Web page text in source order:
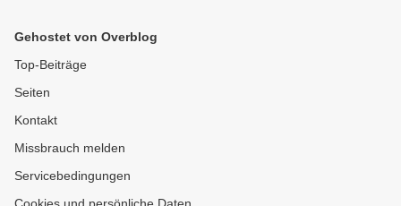
Gehostet von Overblog
Top-Beiträge
Seiten
Kontakt
Missbrauch melden
Servicebedingungen